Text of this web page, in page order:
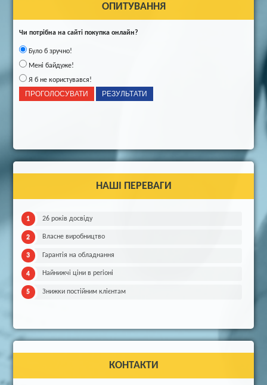
ОПИТУВАННЯ
Чи потрібна на сайті покупка онлайн?
Було б зручно!
Мені байдуже!
Я б не користувався!
НАШІ ПЕРЕВАГИ
26 років досвіду
Власне виробництво
Гарантія на обладнання
Найнижчі ціни в регіоні
Знижки постійним клієнтам
КОНТАКТИ